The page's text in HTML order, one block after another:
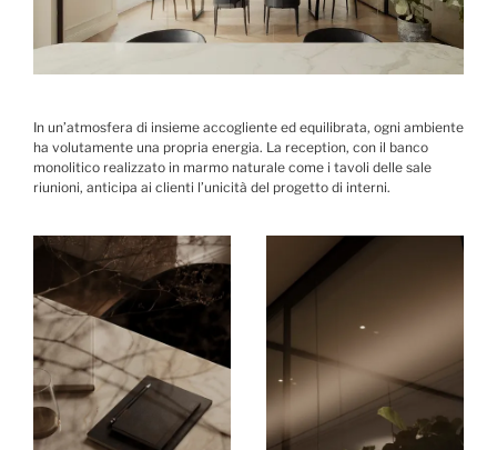
In un’atmosfera di insieme accogliente ed equilibrata, ogni ambiente
ha volutamente una propria energia. La reception, con il banco
monolitico realizzato in marmo naturale come i tavoli delle sale
riunioni, anticipa ai clienti l’unicità del progetto di interni.